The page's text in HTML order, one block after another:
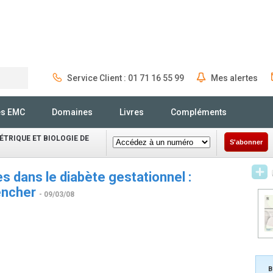
Service Client : 01 71 16 55 99 Mes alertes
EMC Domaines Livres Compléments
ET BIOLOGIE DE S'abonner
dans le diabète gestationnel :
- 09/03/08